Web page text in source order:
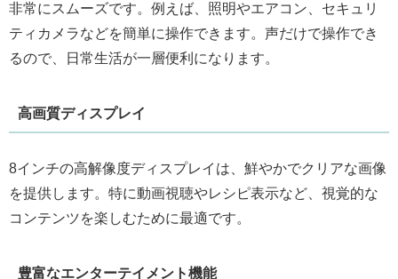
非常にスムーズです。例えば、照明やエアコン、セキュリ
ティカメラなどを簡単に操作できます。声だけで操作でき
るので、日常生活が一層便利になります。
高画質ディスプレイ
8インチの高解像度ディスプレイは、鮮やかでクリアな画像
を提供します。特に動画視聴やレシピ表示など、視覚的な
コンテンツを楽しむために最適です。
豊富なエンターテイメント機能